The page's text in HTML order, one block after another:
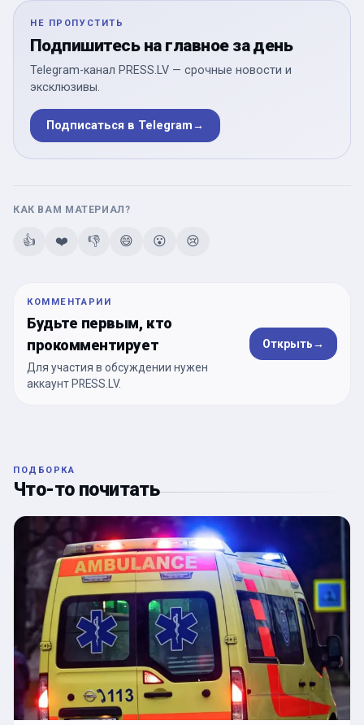
НЕ ПРОПУСТИТЬ
Подпишитесь на главное за день
Telegram-канал PRESS.LV — срочные новости и
эксклюзивы.
Подписаться в Telegram→
КАК ВАМ МАТЕРИАЛ?
👍 ❤️ 👎 😄 😮 😢
КОММЕНТАРИИ
Будьте первым, кто
прокомментирует
Для участия в обсуждении нужен
аккаунт PRESS.LV.
Открыть→
ПОДБОРКА
Что-то почитать